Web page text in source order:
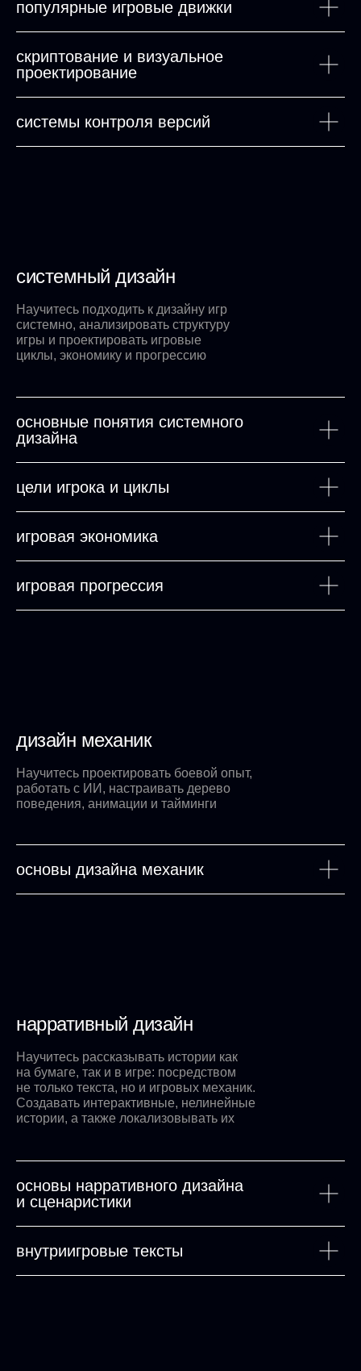
популярные игровые движки
скриптование и визуальное
проектирование
системы контроля версий
системный дизайн
Научитесь подходить к дизайну игр
системно, анализировать структуру
игры и проектировать игровые
циклы, экономику и прогрессию
основные понятия системного
дизайна
цели игрока и циклы
игровая экономика
игровая прогрессия
дизайн механик
Научитесь проектировать боевой опыт,
работать с ИИ, настраивать дерево
поведения, анимации и тайминги
основы дизайна механик
нарративный дизайн
Научитесь рассказывать истории как
на бумаге, так и в игре: посредством
не только текста, но и игровых механик.
Создавать интерактивные, нелинейные
истории, а также локализовывать их
основы нарративного дизайна
и сценаристики
внутриигровые тексты